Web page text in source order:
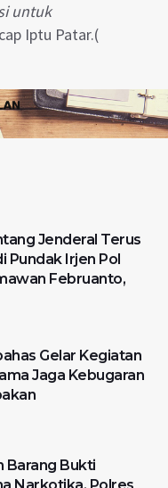
untuk
Iptu Patar.(
Jenderal Terus
Pundak Irjen Pol
Februanto,
Gelar Kegiatan
Jaga Kebugaran
Barang Bukti